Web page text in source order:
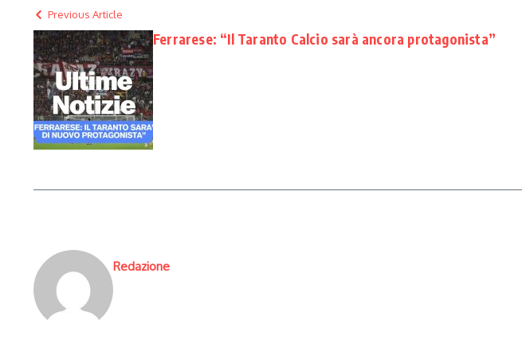
Previous Article
Ferrarese: “Il Taranto Calcio sarà ancora protagonista”
Redazione